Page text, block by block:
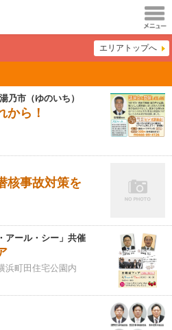
メニュ
ー
エリアトップへ
乃市（ゆのいち）
から！
核事故対策を
アール・シー」共催
浜町田住宅公園内